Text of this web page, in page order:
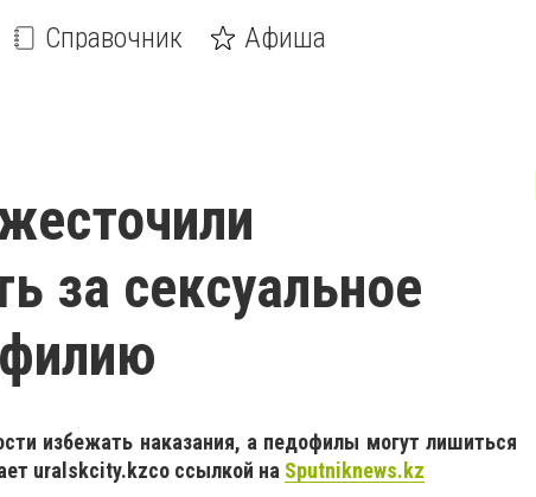
Справочник Афиша
за сексуальное
избежать наказания, а педофилы могут лишиться
uralskcity.kzсо ссылкой на Sputniknews.kz